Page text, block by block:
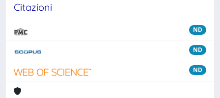
Citazioni
ND
ND
ND